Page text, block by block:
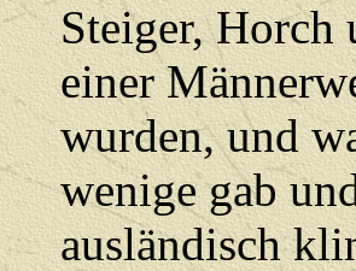
Steiger, Horch
einer
wurden, und
wenige gab
ausländisch